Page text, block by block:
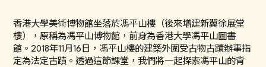
香港大學美術博物館坐落於馮平山樓（後來增建新翼徐展堂
樓），原稱為馮平山博物館，前身為香港大學馮平山圖書
館。2018年11月16日，馮平山樓的建築外圍受古物古蹟辦事指
定為法定古蹟。透過這節課堂，我們將一起探索馮平山的背